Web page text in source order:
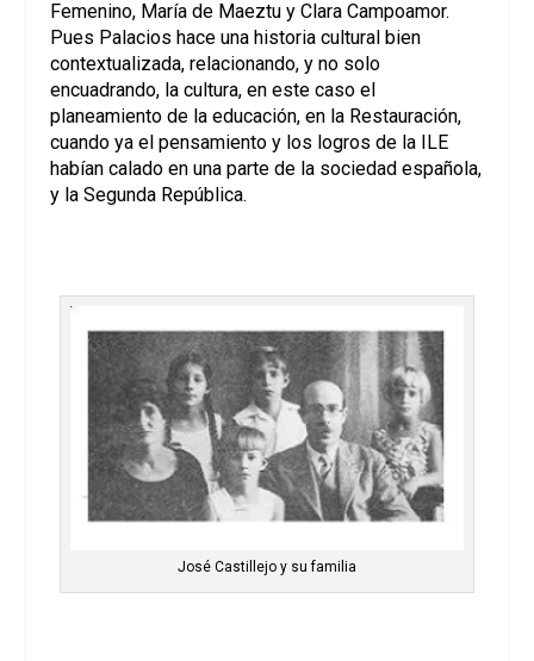
Femenino, María de Maeztu y Clara Campoamor.
Pues Palacios hace una historia cultural bien
contextualizada, relacionando, y no solo
encuadrando, la cultura, en este caso el
planeamiento de la educación, en la Restauración,
cuando ya el pensamiento y los logros de la ILE
habían calado en una parte de la sociedad española,
y la Segunda República.
José Castillejo y su familia